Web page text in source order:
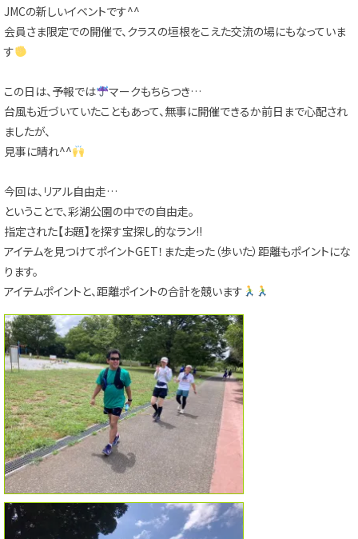
JMCの新しいイベントです^^
会員さま限定での開催で、クラスの垣根をこえた交流の場にもなっていま
す
この日は、予報では
マークもちらつき…
台風も近づいていたこともあって、無事に開催できるか前日まで心配され
ましたが、
見事に晴れ^^
今回は、リアル自由走…
ということで、彩湖公園の中での自由走。
指定された【お題】を探す宝探し的なラン!!
アイテムを見つけてポイントGET！また走った（歩いた）距離もポイントにな
ります。
アイテムポイントと、距離ポイントの合計を競います